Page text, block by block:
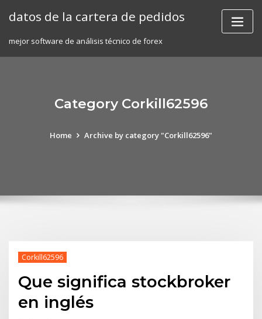
datos de la cartera de pedidos
mejor software de análisis técnico de forex
Category Corkill62596
Home Archive by category "Corkill62596"
Corkill62596
Que significa stockbroker
en inglés